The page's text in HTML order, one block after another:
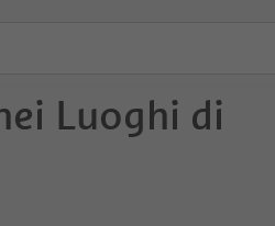
Luoghi di